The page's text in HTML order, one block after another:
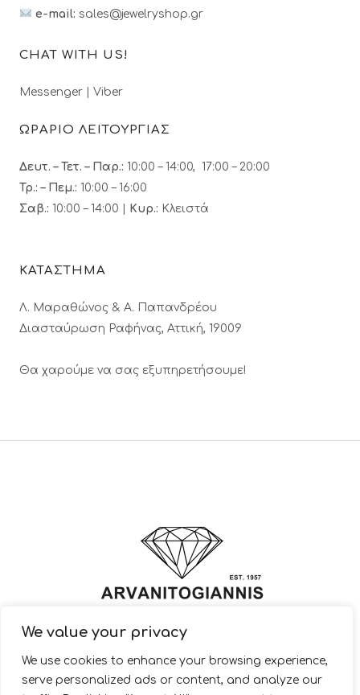
We value your privacy
We use cookies to enhance your browsing experience,
serve personalized ads or content, and analyze our
e-mail: sales@jewelryshop.gr
CHAT WITH US!
Messenger Viber
ΩΡΑΡΙΟ ΛΕΙΤΟΥΡΓΙΑΣ
Δευτ. – Τετ. – Παρ.: 10:00 – 14:00, 17:00 – 20:00
Τρ.: – Πεμ.: 10:00 – 16:00
Σαβ.: 10:00 – 14:00 | Κυρ.: Κλειστά
ΚΑΤΑΣΤΗΜΑ
Λ. Μαραθώνος & A. Παπανδρέου
Διασταύρωση Ραφήνας, Αττική, 19009
Θα χαρούμε να σας εξυπηρετήσουμε!
© 2022 ARVANITOGIANNIS – Jewelry Design & Manufacturing |
JewelryShop.gr